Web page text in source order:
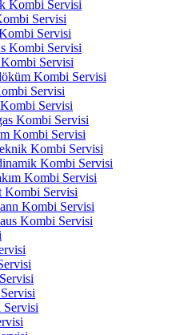
Kombi Servisi
Servisi
Servisi
Kombi Servisi
Servisi
Kombi Servisi
Servisi
Servisi
Kombi Servisi
Kombi Servisi
Kombi Servisi
Kombi Servisi
Kombi Servisi
Kombi Servisi
Kombi Servisi
Kombi Servisi